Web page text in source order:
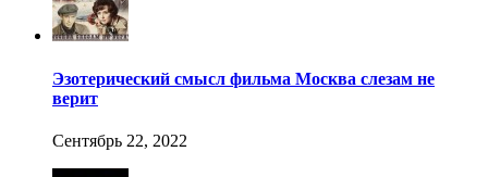
Эзотерический смысл фильма Москва слезам не
верит
Сентябрь 22, 2022